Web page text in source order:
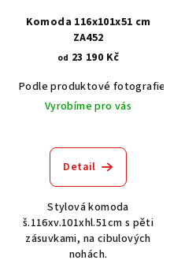
Komoda 116x101x51 cm
ZA452
od 23 190 Kč
Podle produktové fotografie
Vyrobíme pro vás
Detail
Stylová komoda
š.116xv.101xhl.51cm s pěti
zásuvkami, na cibulových
nohách.